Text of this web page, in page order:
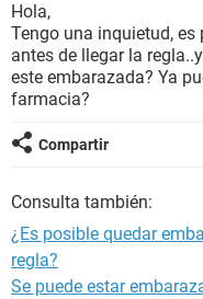
SEXUALIDAD
GLOSARIO
Hola,
Tengo una inquietud,
antes de llegar la
este embarazada? Ya
farmacia?
Compartir
Consulta también:
¿Es posible quedar
regla?
Se puede estar